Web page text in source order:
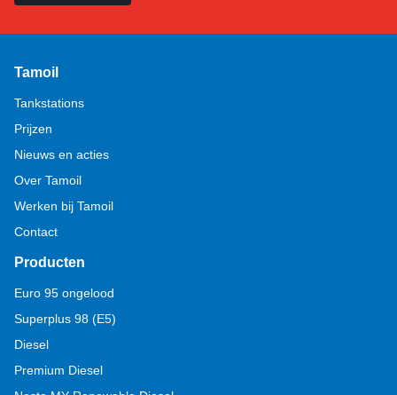
Tamoil
Tankstations
Prijzen
Nieuws en acties
Over Tamoil
Werken bij Tamoil
Contact
Producten
Euro 95 ongelood
Superplus 98 (E5)
Diesel
Premium Diesel